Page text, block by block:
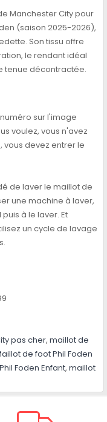
Manchester City pour
(saison 2025-2026),
Son tissu offre
le rendant idéal
tenue décontractée.
sur l'image
voulez, vous n'avez
vous devez entrer le
de laver le maillot de
une machine à laver,
à le laver. Et
un cycle de lavage
pas cher, maillot de
de foot Phil Foden
Foden Enfant, maillot